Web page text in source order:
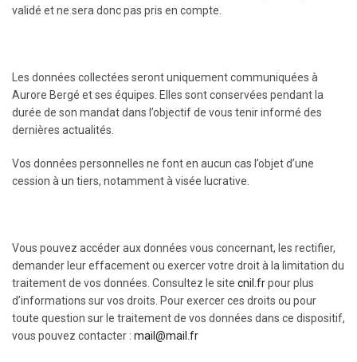
validé et ne sera donc pas pris en compte.
Les données collectées seront uniquement communiquées à
Aurore Bergé et ses équipes. Elles sont conservées pendant la
durée de son mandat dans l’objectif de vous tenir informé des
dernières actualités.
Vos données personnelles ne font en aucun cas l’objet d’une
cession à un tiers, notamment à visée lucrative.
Vous pouvez accéder aux données vous concernant, les rectifier,
demander leur effacement ou exercer votre droit à la limitation du
traitement de vos données. Consultez le site cnil.frpour plus
d’informations sur vos droits. Pour exercer ces droits ou pour
toute question sur le traitement de vos données dans ce dispositif,
vous pouvez contacter : mail@mail.fr